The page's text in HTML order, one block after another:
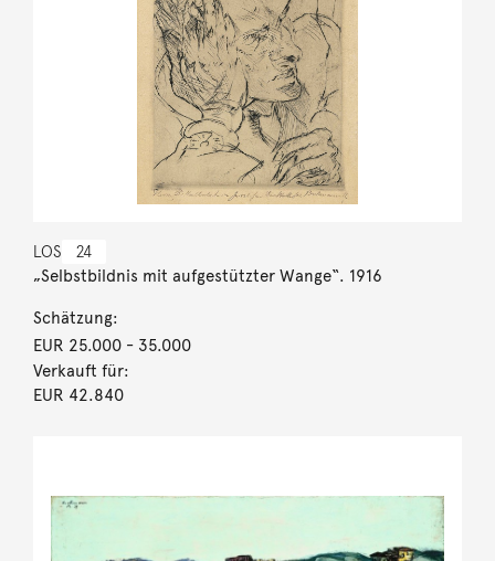
LOS 24
„Selbstbildnis mit aufgestützter Wange“. 1916
Schätzung:
EUR 25.000- 35.000
Verkauft für:
EUR 42.840